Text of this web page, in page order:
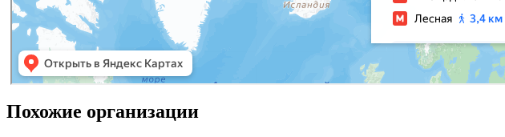
Похожие организации